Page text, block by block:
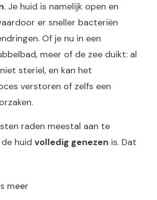
. Je huid is namelijk open en
er sneller bacteriën
Of je nu in een
meer of de zee duikt: al
steriel, en kan het
verstoren of zelfs een
raden meestal aan te
huid volledig genezen is. Dat
meer